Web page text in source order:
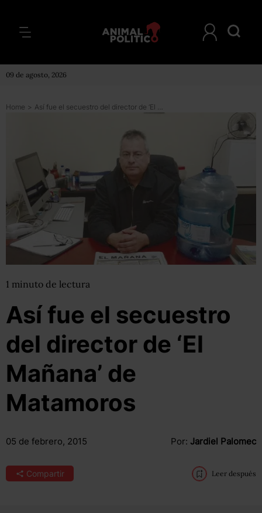
09 de agosto, 2026
Home > Así fue el secuestro del director de ‘El Mañana’ de Matamoros
1 minuto de lectura
Así fue el secuestro
del director de ‘El
Mañana’ de
Matamoros
05 de febrero, 2015 Por: Jardiel Palomec
Compartir Leer después